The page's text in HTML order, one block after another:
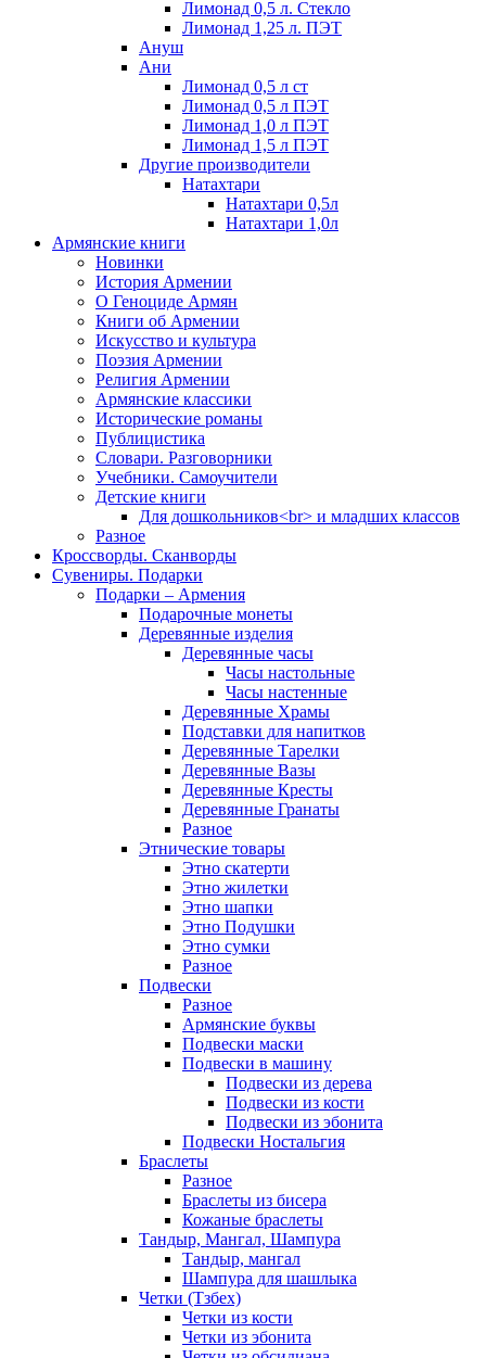
Лимонад 0,5 л. Стекло
Лимонад 1,25 л. ПЭТ
Ануш
Ани
Лимонад 0,5 л ст
Лимонад 0,5 л ПЭТ
Лимонад 1,0 л ПЭТ
Лимонад 1,5 л ПЭТ
Другие производители
Натахтари
Натахтари 0,5л
Натахтари 1,0л
Армянские книги
Новинки
История Армении
О Геноциде Армян
Книги об Армении
Иcкусство и культура
Поэзия Армении
Религия Армении
Армянские классики
Исторические романы
Публицистика
Словари. Разговорники
Учебники. Самоучители
Детские книги
Для дошкольников<br> и младших классов
Разное
Кроссворды. Сканворды
Сувениры. Подарки
Подарки – Армения
Подарочные монеты
Деревянные изделия
Деревянные часы
Часы настольные
Часы настенные
Деревянные Храмы
Подставки для напитков
Деревянные Тарелки
Деревянные Вазы
Деревянные Кресты
Деревянные Гранаты
Разное
Этнические товары
Этно скатерти
Этно жилетки
Этно шапки
Этно Подушки
Этно сумки
Разное
Подвески
Разное
Армянские буквы
Подвески маски
Подвески в машину
Подвески из дерева
Подвески из кости
Подвески из эбонита
Подвески Ностальгия
Браслеты
Разное
Браслеты из бисера
Кожаные браслеты
Тандыр, Мангал, Шампура
Тандыр, мангал
Шампура для шашлыка
Четки (Тзбех)
Четки из кости
Четки из эбонита